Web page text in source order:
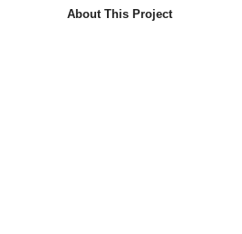
About This Project